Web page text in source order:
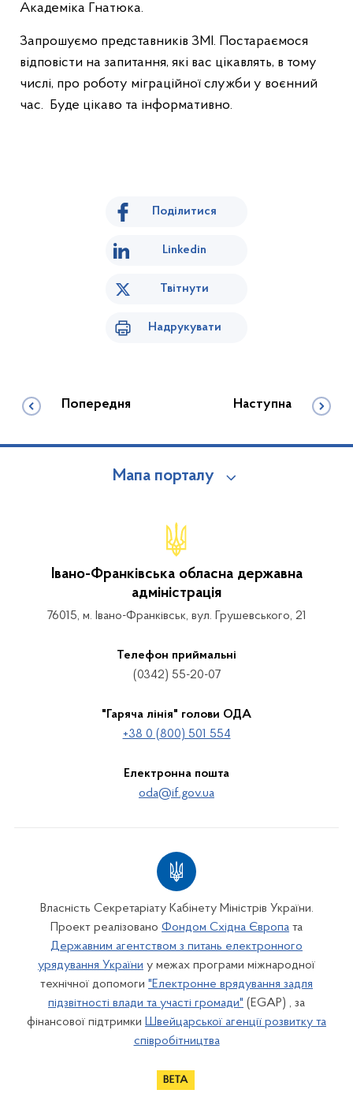
Академіка Гнатюка.
Запрошуємо представників ЗМІ. Постараємося
відповісти на запитання, які вас цікавлять, в тому
числі, про роботу міграційної служби у воєнний
час. Буде цікаво та інформативно.
Поділитися
Linkedin
Твітнути
Надрукувати
Попередня Наступна
Мапа порталу
Івано-Франківська обласна державна
адміністрація
76015, м. Івано-Франківськ, вул. Грушевського, 21
Телефон приймальні
(0342) 55-20-07
"Гаряча лінія" голови ОДА
+38 0 (800) 501 554
Електронна пошта
oda@if.gov.ua
Власність Секретаріату Кабінету Міністрів України.
Проект реалізовано Фондом Східна Європа та
Державним агентством з питань електронного
урядування України у межах програми міжнародної
технічної допомоги "Електронне врядування задля
підзвітності влади та участі громади" (EGAP) , за
фінансової підтримки Швейцарської агенції розвитку та
співробітництва